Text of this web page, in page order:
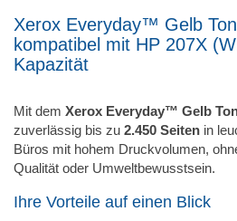
Xerox Everyday™ Gelb
kompatibel mit HP 207X
Kapazität
Mit dem Xerox Everyday™ Gelb
zuverlässig bis zu 2.450 Seiten in
Büros mit hohem Druckvolumen,
Qualität oder Umweltbewusstsein.
Ihre Vorteile auf einen Blick